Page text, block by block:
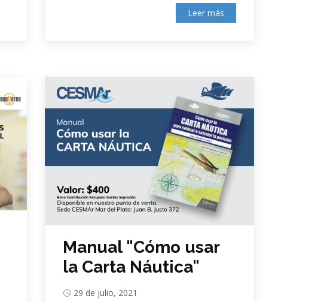
Leer más
Manual "Cómo usar
la Carta Náutica"
29 de julio, 2021